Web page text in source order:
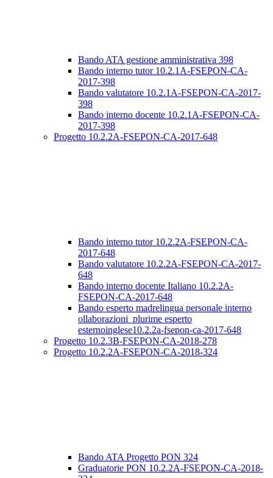
Bando ATA gestione amministrativa 398
Bando interno tutor 10.2.1A-FSEPON-CA-
2017-398
Bando valutatore 10.2.1A-FSEPON-CA-2017-
398
Bando interno docente 10.2.1A-FSEPON-CA-
2017-398
Progetto 10.2.2A-FSEPON-CA-2017-648
Bando interno tutor 10.2.2A-FSEPON-CA-
2017-648
Bando valutatore 10.2.2A-FSEPON-CA-2017-
648
Bando interno docente Italiano 10.2.2A-
FSEPON-CA-2017-648
Bando esperto madrelingua personale interno
ollaborazioni_plurime esperto
esternoinglese10.2.2a-fsepon-ca-2017-648
Progetto 10.2.3B-FSEPON-CA-2018-278
Progetto 10.2.2A-FSEPON-CA-2018-324
Bando ATA Progetto PON 324
Graduatorie PON 10.2.2A-FSEPON-CA-2018-